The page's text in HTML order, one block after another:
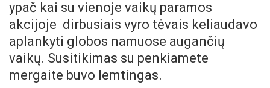
ypač kai su vienoje vaikų paramos
akcijoje dirbusiais vyro tėvais keliaudavo
aplankyti globos namuose augančių
vaikų. Susitikimas su penkiamete
mergaite buvo lemtingas.